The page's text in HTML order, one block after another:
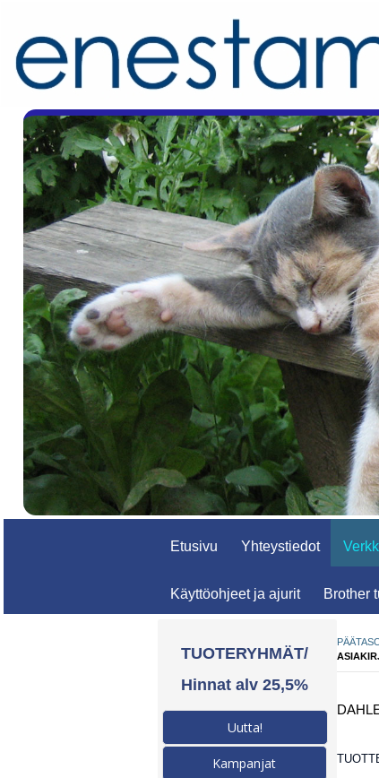
Etusivu Yhteystiedot
Käyttöohjeet ja ajurit Brother
TUOTERYHMÄT/
Hinnat alv 25,5%
Uutta!
Kampanjat